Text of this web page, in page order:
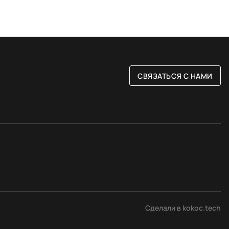
СВЯЗАТЬСЯ С НАМИ
Сделали в kokoc.tech